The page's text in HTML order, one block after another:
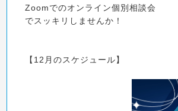
Zoomでのオンライン個別相談会
でスッキリしませんか！
【12月のスケジュール】